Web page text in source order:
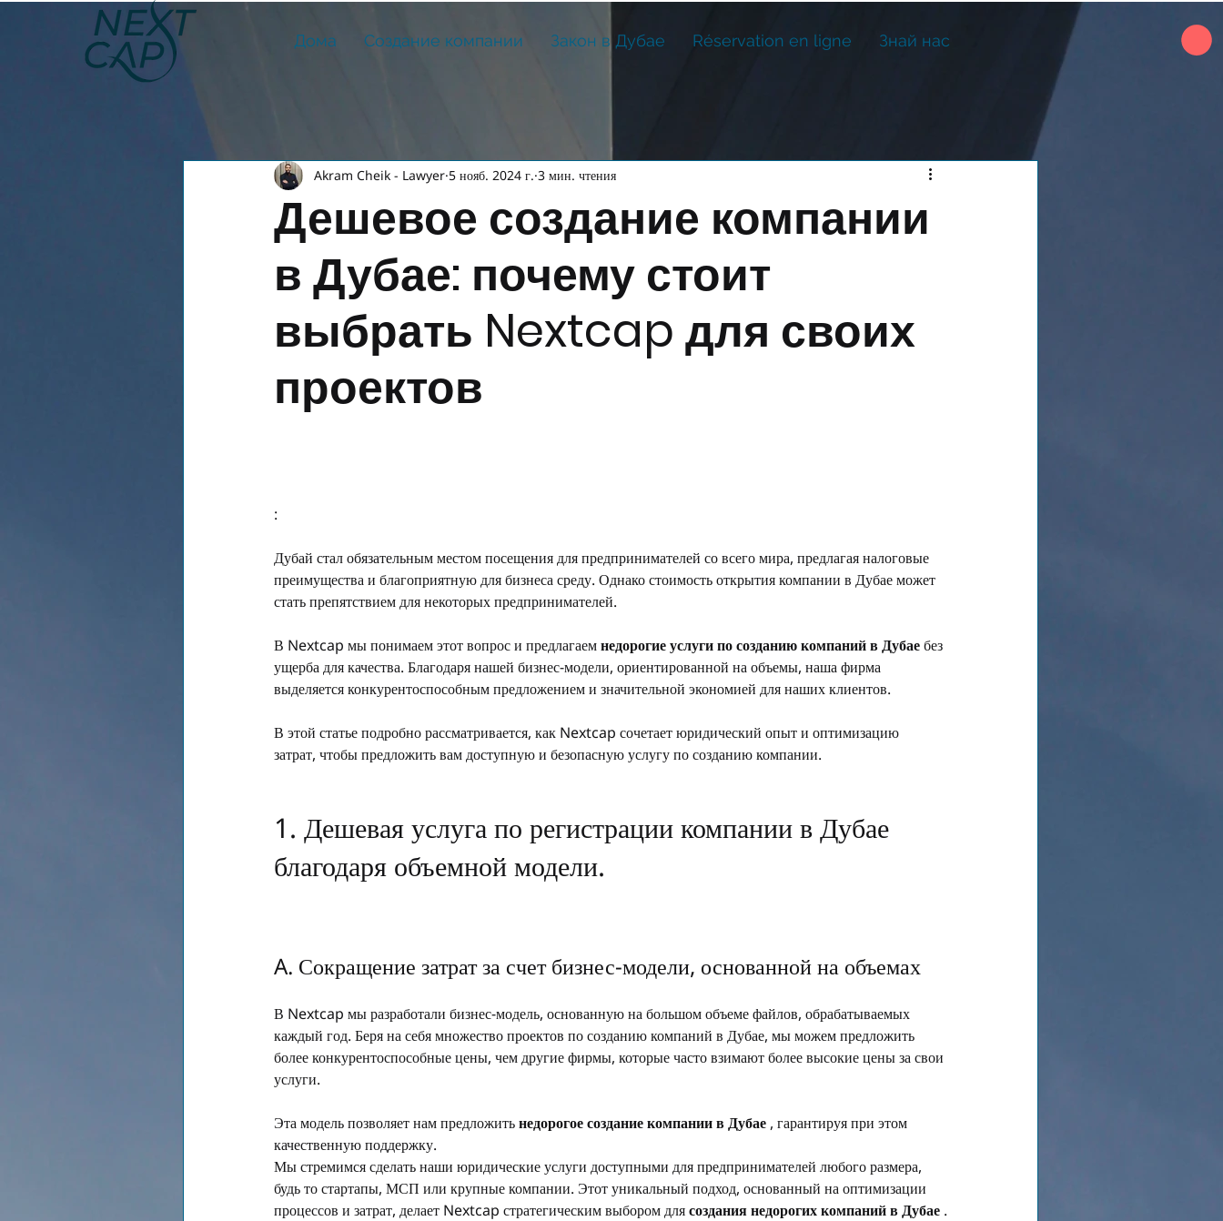
Дома Создание компании Закон в Дубае Réservation en ligne Знай нас
Дешевое создание компании
в Дубае: почему стоит
выбрать Nextcap для своих
проектов
Akram Cheik - Lawyer 5 нояб. 2024 г. 3 мин. чтения
:
Дубай стал обязательным местом посещения для предпринимателей со всего мира, предлагая налоговые
преимущества и благоприятную для бизнеса среду. Однако стоимость открытия компании в Дубае может
стать препятствием для некоторых предпринимателей.
В Nextcap мы понимаем этот вопрос и предлагаем недорогие услуги по созданию компаний в Дубае без
ущерба для качества. Благодаря нашей бизнес-модели, ориентированной на объемы, наша фирма
выделяется конкурентоспособным предложением и значительной экономией для наших клиентов.
В этой статье подробно рассматривается, как Nextcap сочетает юридический опыт и оптимизацию
затрат, чтобы предложить вам доступную и безопасную услугу по созданию компании.
1. Дешевая услуга по регистрации компании в Дубае
благодаря объемной модели.
A. Сокращение затрат за счет бизнес-модели, основанной на объемах
В Nextcap мы разработали бизнес-модель, основанную на большом объеме файлов, обрабатываемых
каждый год. Беря на себя множество проектов по созданию компаний в Дубае, мы можем предложить
более конкурентоспособные цены, чем другие фирмы, которые часто взимают более высокие цены за свои
услуги.
Эта модель позволяет нам предложить недорогое создание компании в Дубае , гарантируя при этом
качественную поддержку.
Мы стремимся сделать наши юридические услуги доступными для предпринимателей любого размера,
будь то стартапы, МСП или крупные компании. Этот уникальный подход, основанный на оптимизации
процессов и затрат, делает Nextcap стратегическим выбором для создания недорогих компаний в Дубае .